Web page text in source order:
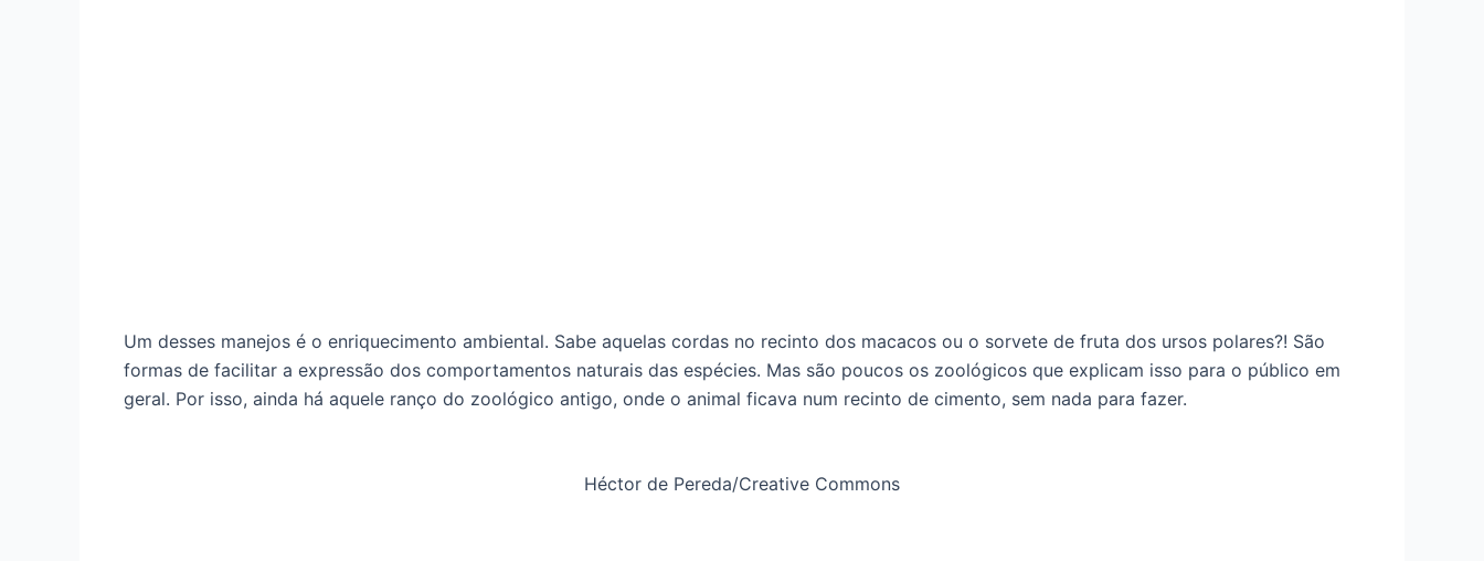
Um desses manejos é o enriquecimento ambiental. Sabe aquelas cordas no recinto dos macacos ou o sorvete de fruta dos ursos polares?! São
formas de facilitar a expressão dos comportamentos naturais das espécies. Mas são poucos os zoológicos que explicam isso para o público em
geral. Por isso, ainda há aquele ranço do zoológico antigo, onde o animal ficava num recinto de cimento, sem nada para fazer.
Héctor de Pereda/Creative Commons